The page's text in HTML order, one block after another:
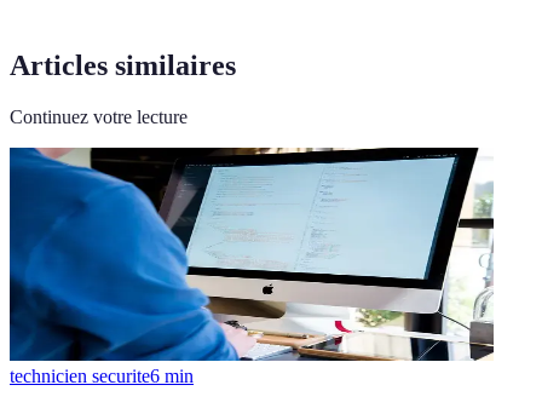
Articles similaires
Continuez votre lecture
technicien securite6 min